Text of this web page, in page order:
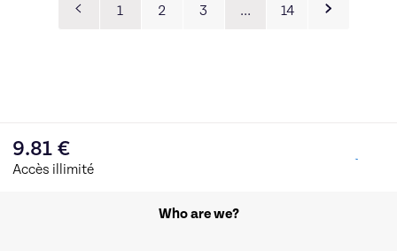
1 2 3 … 14
9.81 €
Accès illimité
Who are we?